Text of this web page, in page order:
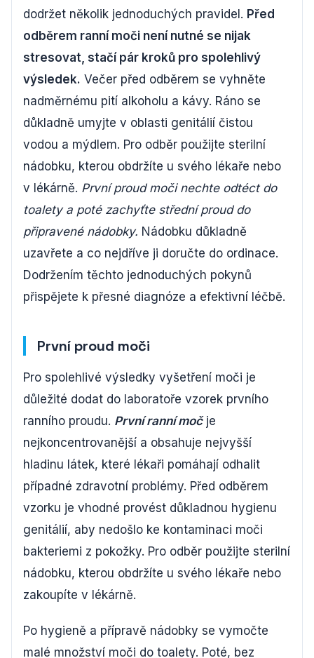
dodržet několik jednoduchých pravidel. Před
odběrem ranní moči není nutné se nijak
stresovat, stačí pár kroků pro spolehlivý
výsledek. Večer před odběrem se vyhněte
nadměrnému pití alkoholu a kávy. Ráno se
důkladně umyjte v oblasti genitálií čistou
vodou a mýdlem. Pro odběr použijte sterilní
nádobku, kterou obdržíte u svého lékaře nebo
v lékárně. První proud moči nechte odtéct do
toalety a poté zachyťte střední proud do
připravené nádobky. Nádobku důkladně
uzavřete a co nejdříve ji doručte do ordinace.
Dodržením těchto jednoduchých pokynů
přispějete k přesné diagnóze a efektivní léčbě.
První proud moči
Pro spolehlivé výsledky vyšetření moči je
důležité dodat do laboratoře vzorek prvního
ranního proudu. První ranní močje
nejkoncentrovanější a obsahuje nejvyšší
hladinu látek, které lékaři pomáhají odhalit
případné zdravotní problémy. Před odběrem
vzorku je vhodné provést důkladnou hygienu
genitálií, aby nedošlo ke kontaminaci moči
bakteriemi z pokožky. Pro odběr použijte sterilní
nádobku, kterou obdržíte u svého lékaře nebo
zakoupíte v lékárně.
Po hygieně a přípravě nádobky se vymočte
malé množství moči do toalety. Poté, bez